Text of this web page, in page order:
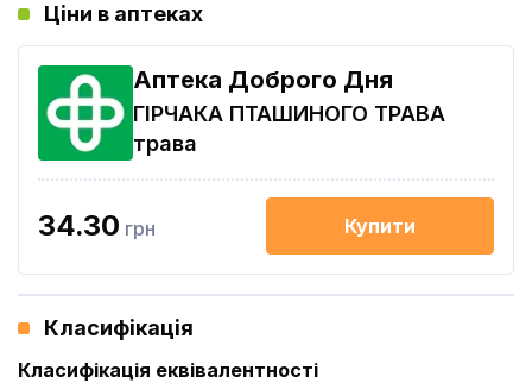
Ціни в аптеках
Аптека Доброго Дня
ГІРЧАКА ПТАШИНОГО ТРАВА
трава
34.30 грн Купити
Класифікація
Класифікація еквівалентності